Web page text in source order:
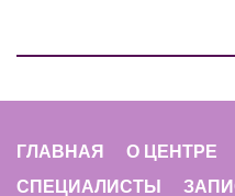
ГЛАВНАЯ О ЦЕНТРЕ
СПЕЦИАЛИСТЫ